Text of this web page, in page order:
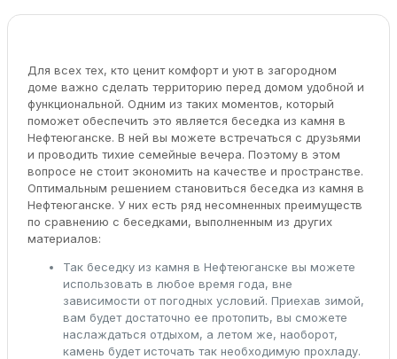
Для всех тех, кто ценит комфорт и уют в загородном
доме важно сделать территорию перед домом удобной и
функциональной. Одним из таких моментов, который
поможет обеспечить это является беседка из камня в
Нефтеюганске. В ней вы можете встречаться с друзьями
и проводить тихие семейные вечера. Поэтому в этом
вопросе не стоит экономить на качестве и пространстве.
Оптимальным решением становиться беседка из камня в
Нефтеюганске. У них есть ряд несомненных преимуществ
по сравнению с беседками, выполненным из других
материалов:
Так беседку из камня в Нефтеюганске вы можете
использовать в любое время года, вне
зависимости от погодных условий. Приехав зимой,
вам будет достаточно ее протопить, вы сможете
наслаждаться отдыхом, а летом же, наоборот,
камень будет источать так необходимую прохладу.